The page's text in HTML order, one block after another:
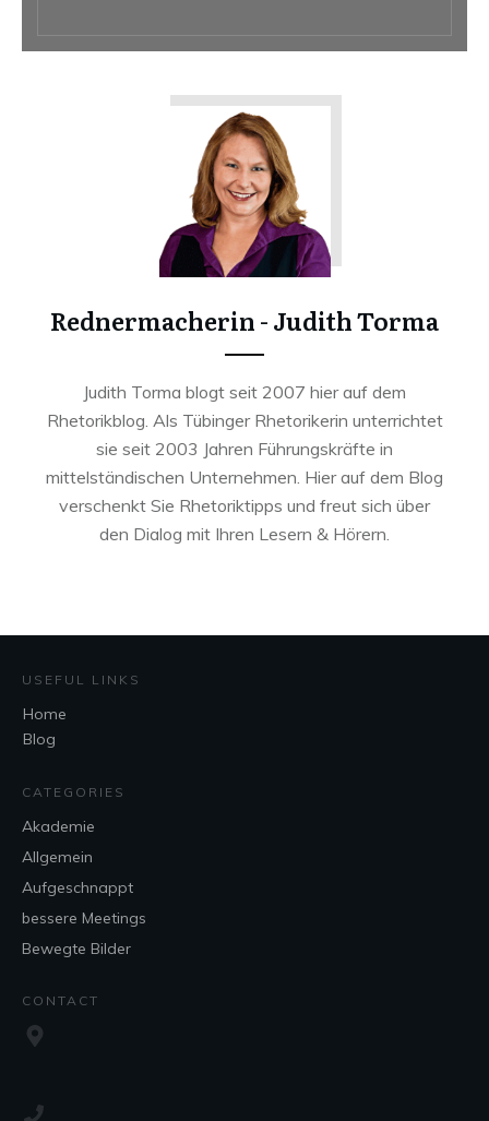
Rednermacherin - Judith Torma
Judith Torma blogt seit 2007 hier auf dem
Rhetorikblog. Als Tübinger Rhetorikerin unterrichtet
sie seit 2003 Jahren Führungskräfte in
mittelständischen Unternehmen. Hier auf dem Blog
verschenkt Sie Rhetoriktipps und freut sich über
den Dialog mit Ihren Lesern & Hörern.
USEFUL LINKS
Home
Blog
CATEGORIES
Akademie
Allgemein
Aufgeschnappt
bessere Meetings
Bewegte Bilder
CONTACT